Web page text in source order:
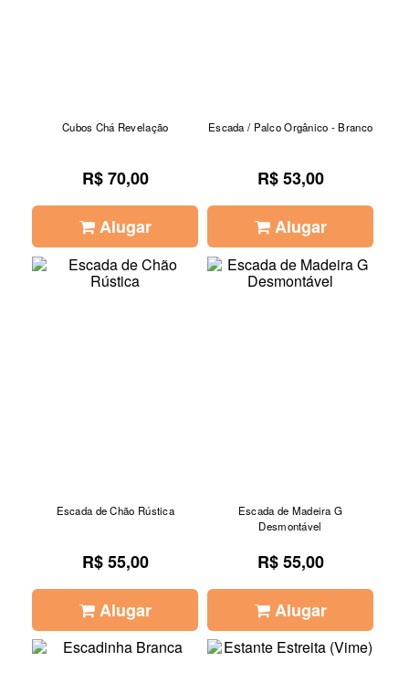
Cubos Chá Revelação
R$ 70,00
Alugar
Escada / Palco Orgânico - Branco
R$ 53,00
Alugar
Escada de Chão Rústica
R$ 55,00
Alugar
Escada de Madeira G
Desmontável
R$ 55,00
Alugar